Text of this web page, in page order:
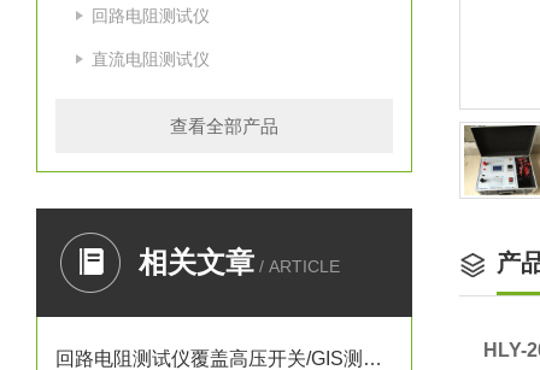
回路电阻测试仪
直流电阻测试仪
查看全部产品
相关文章 / ARTICLE
回路电阻测试仪覆盖高压开关/GIS测试全场景
产
HLY-